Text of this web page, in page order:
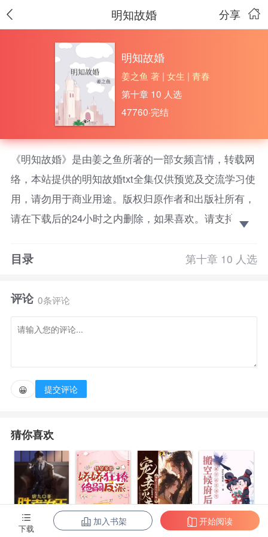
分享
明知故婚
明知故婚
姜之鱼 著 | 女生 |青春
第十章 10 人选
47760·完结
《明知故婚》是由姜之鱼所著的一部女频言情，转载网
络，本站提供的明知故婚txt全集仅供预览及交流学习使
用，请勿用于商业用途。版权归原作者和出版社所有，
请在下载后的24小时之内删除，如果喜欢。请支持正
温呈礼是集团掌权人，年轻俊美，清雅贵重，身价千
婚。 当天据统计，“温太太”三个字成为全网搜索量最
多的词。 . 祝从唯生有一张清冷脸，职业是入殓
师，机缘巧合借住在温家。 她与温呈礼不多的交集都
不利，被对方故意放了鸽子。 没想到，温呈礼主动落
座在对面，凝视她，“不妨考虑考虑我？” 领证后晚
亲对象无人搭理。 . 圈内传闻温呈礼为应付催婚，
截胡了小辈，而且温太太条件与温家不合。 许多人暗
自揣测，这桩婚姻怕是走不远。 祝从唯深夜想起，问
他：“你觉得呢？” 男人的呼吸沉入她颈侧，缱绻温
柔，“哪里不合？我觉得白天和晚上都很合拍。” 后
目录 第十章 10 人选
评论 0条评论
😀 提交评论
猜你喜欢
陈东王楠楠
快穿多胎，娇 宠妾灭妻？神 搬空候府后，
下载
加入书架 开始阅读